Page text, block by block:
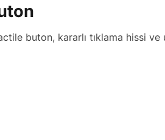
buton, kararlı tıklama hissi